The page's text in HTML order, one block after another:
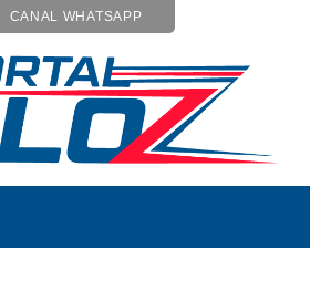
CANAL WHATSAPP